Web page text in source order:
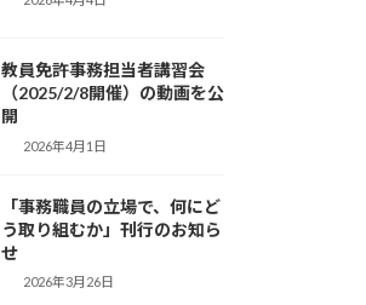
教員免許事務担当者講習会
（2025/2/8開催）の動画を公
開
2026年4月1日
「事務職員の立場で、何にど
う取り組むか」刊行のお知ら
せ
2026年3月26日